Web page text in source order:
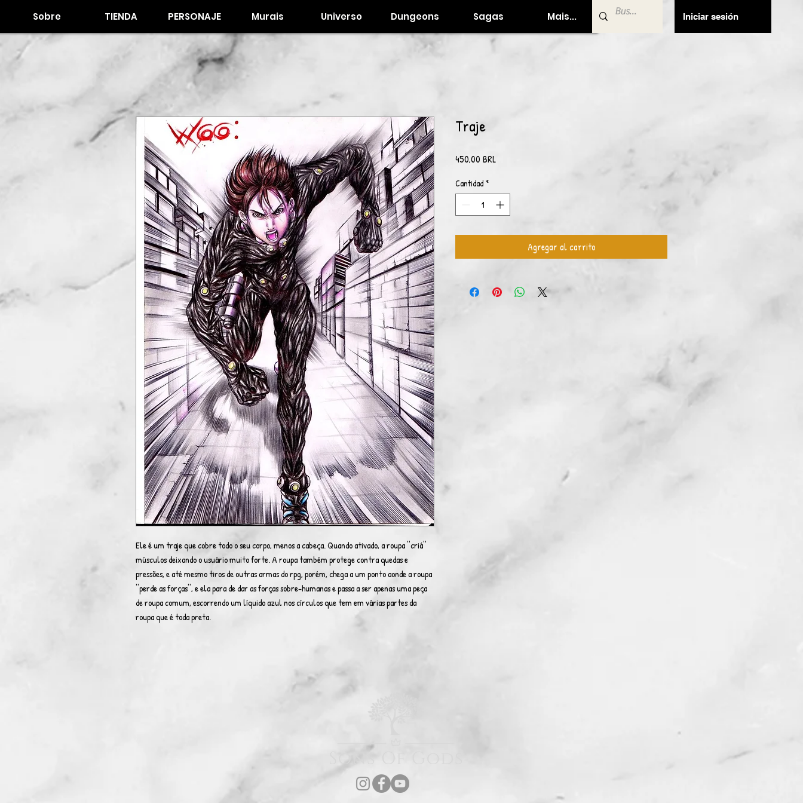
Sobre TIENDA PERSONAJE Murais Universo Dungeons Sagas Mais... Iniciar sesión
Ele é um traje que cobre todo o seu corpo, menos a cabeça. Quando ativado, a roupa ''criá''
músculos deixando o usuário muito forte. A roupa também protege contra quedas e
pressões, e até mesmo tiros de outras armas do rpg, porém, chega a um ponto aonde a roupa
''perde as forças'', e ela para de dar as forças sobre-humanas e passa a ser apenas uma peça
de roupa comum, escorrendo um líquido azul nos círculos que tem em várias partes da
roupa que é toda preta.
Traje
450,00 BRLPrecio
Cantidad *
Agregar al carrito